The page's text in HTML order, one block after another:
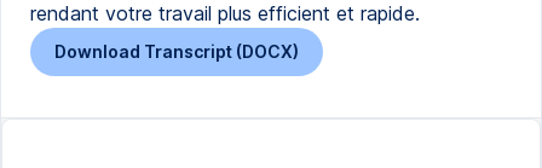
rendant votre travail plus efficient et rapide.
Download Transcript (DOCX)